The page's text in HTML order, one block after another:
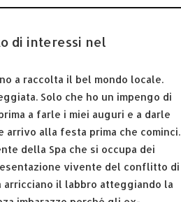
di interessi nel
a raccolta il bel mondo locale.
Solo che ho un impengo di
a farle i miei auguri e a darle
arrivo alla festa prima che cominci.
della Spa che si occupa dei
vivente del conflitto di
il labbro atteggiando la